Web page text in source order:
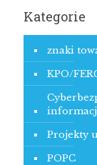
Kategorie
znaki
KPO/
Projekty
POPC